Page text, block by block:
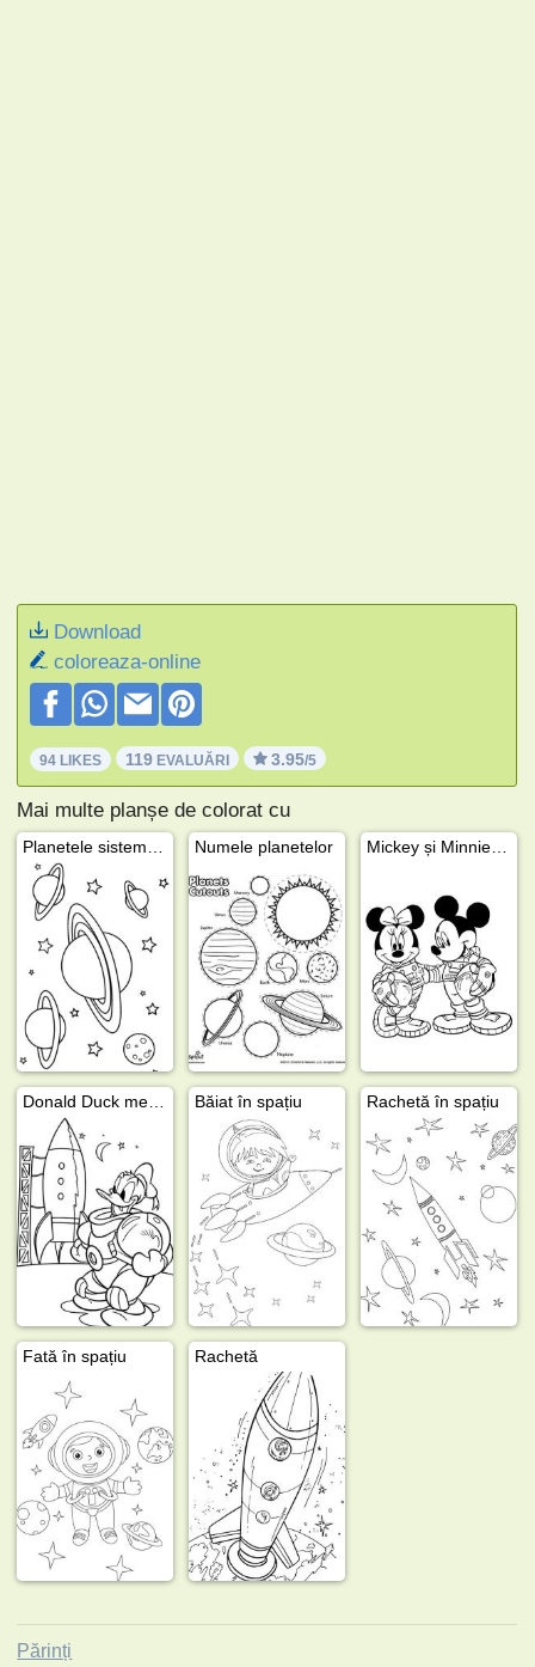
Download
coloreaza-online
94 LIKES 119 EVALUĂRI 3.95/5
Mai multe planșe de colorat cu
Numele planetelor
Băiat în spațiu Rachetă în spațiu
Fată în spațiu Rachetă
Părinți